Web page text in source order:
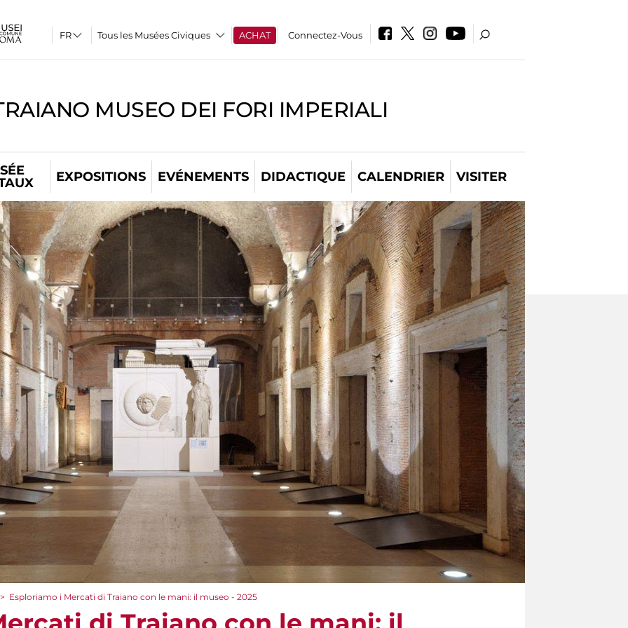
Tous les Musées Civiques ACHAT Connectez-Vous
MUSEO DEI FORI IMPERIALI
EXPOSITIONS EVÉNEMENTS DIDACTIQUE CALENDRIER VISITER
> Esploriamo i Mercati di Traiano con le mani: il museo - 2025